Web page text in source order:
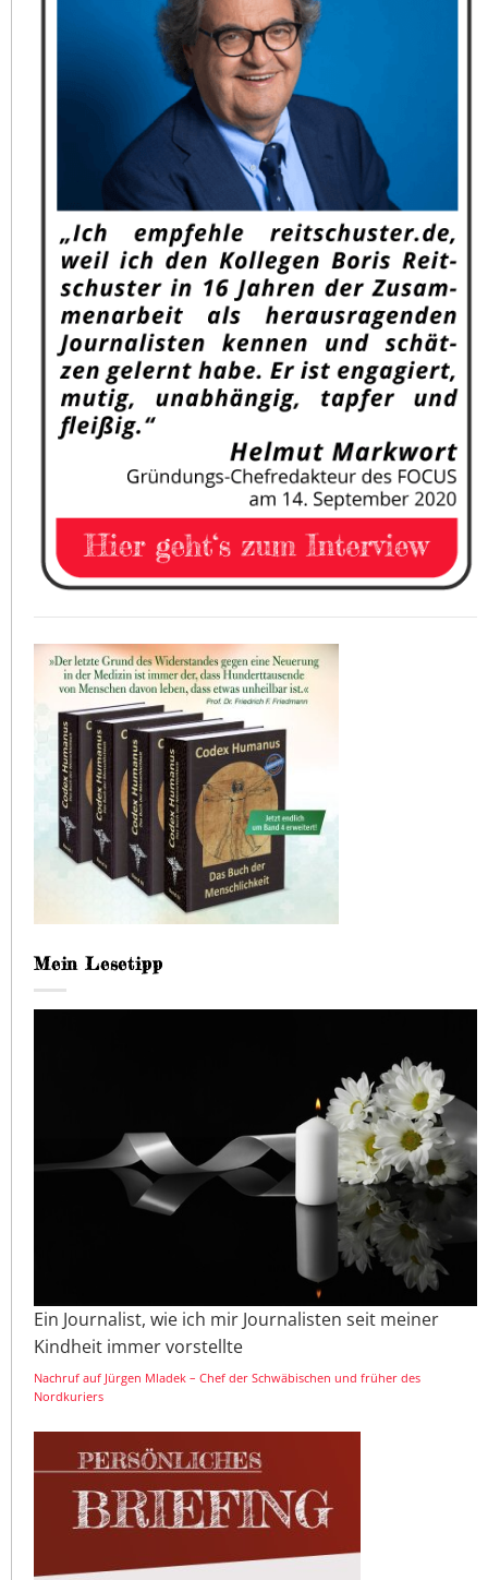
Mein Lesetipp
Ein Journalist, wie ich mir Journalisten seit meiner
Kindheit immer vorstellte
Nachruf auf Jürgen Mladek – Chef der Schwäbischen und früher des
Nordkuriers